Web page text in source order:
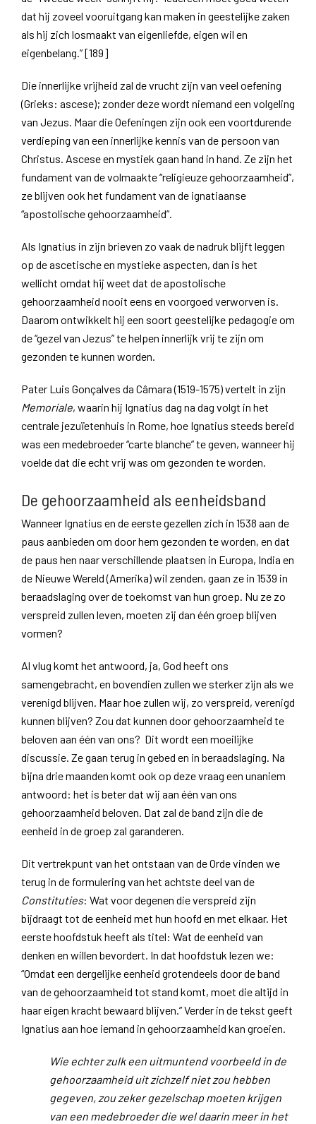
dat hij zoveel vooruitgang kan maken in geestelijke zaken
als hij zich losmaakt van eigenliefde, eigen wil en
eigenbelang.” [189]
Die innerlijke vrijheid zal de vrucht zijn van veel oefening
(Grieks: ascese); zonder deze wordt niemand een volgeling
van Jezus. Maar die Oefeningen zijn ook een voortdurende
verdieping van een innerlijke kennis van de persoon van
Christus. Ascese en mystiek gaan hand in hand. Ze zijn het
fundament van de volmaakte “religieuze gehoorzaamheid”,
ze blijven ook het fundament van de ignatiaanse
“apostolische gehoorzaamheid”.
Als Ignatius in zijn brieven zo vaak de nadruk blijft leggen
op de ascetische en mystieke aspecten, dan is het
wellicht omdat hij weet dat de apostolische
gehoorzaamheid nooit eens en voorgoed verworven is.
Daarom ontwikkelt hij een soort geestelijke pedagogie om
de “gezel van Jezus” te helpen innerlijk vrij te zijn om
gezonden te kunnen worden.
Pater Luis Gonçalves da Câmara (1519-1575) vertelt in zijn
Memoriale, waarin hij Ignatius dag na dag volgt in het
centrale jezuïetenhuis in Rome, hoe Ignatius steeds bereid
was een medebroeder “carte blanche” te geven, wanneer hij
voelde dat die echt vrij was om gezonden te worden.
De gehoorzaamheid als eenheidsband
Wanneer Ignatius en de eerste gezellen zich in 1538 aan de
paus aanbieden om door hem gezonden te worden, en dat
de paus hen naar verschillende plaatsen in Europa, India en
de Nieuwe Wereld (Amerika) wil zenden, gaan ze in 1539 in
beraadslaging over de toekomst van hun groep. Nu ze zo
verspreid zullen leven, moeten zij dan één groep blijven
vormen?
Al vlug komt het antwoord, ja, God heeft ons
samengebracht, en bovendien zullen we sterker zijn als we
verenigd blijven. Maar hoe zullen wij, zo verspreid, verenigd
kunnen blijven? Zou dat kunnen door gehoorzaamheid te
beloven aan één van ons? Dit wordt een moeilijke
discussie. Ze gaan terug in gebed en in beraadslaging. Na
bijna drie maanden komt ook op deze vraag een unaniem
antwoord: het is beter dat wij aan één van ons
gehoorzaamheid beloven. Dat zal de band zijn die de
eenheid in de groep zal garanderen.
Dit vertrekpunt van het ontstaan van de Orde vinden we
terug in de formulering van het achtste deel van de
Constituties: Wat voor degenen die verspreid zijn
bijdraagt tot de eenheid met hun hoofd en met elkaar. Het
eerste hoofdstuk heeft als titel: Wat de eenheid van
denken en willen bevordert. In dat hoofdstuk lezen we:
“Omdat een dergelijke eenheid grotendeels door de band
van de gehoorzaamheid tot stand komt, moet die altijd in
haar eigen kracht bewaard blijven.” Verder in de tekst geeft
Ignatius aan hoe iemand in gehoorzaamheid kan groeien.
Wie echter zulk een uitmuntend voorbeeld in de
gehoorzaamheid uit zichzelf niet zou hebben
gegeven, zou zeker gezelschap moeten krijgen
van een medebroeder die wel daarin meer in het